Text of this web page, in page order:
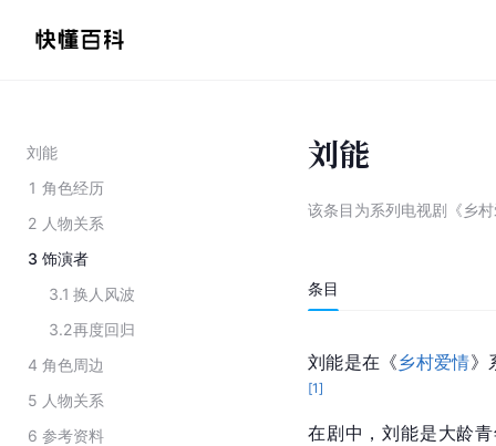
刘能
1 角色经历
2 人物关系
3 饰演者
3.1 换人风波
3.2再度回归
4 角色周边
5 人物关系
6 参考资料
刘能
该条目为系列电视剧《乡
条目
刘能是在《乡村爱情》
[1]
在剧中，刘能是大龄